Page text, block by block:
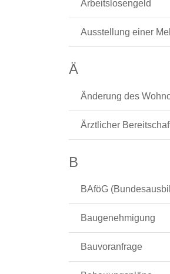
Arbeitslosengeld
Ausstellung einer
Ä
Änderung des
Ärztlicher
B
BAföG
Baugenehmigung
Bauvoranfrage